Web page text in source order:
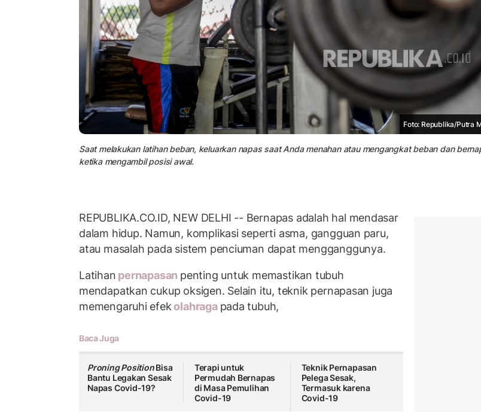
Foto: Republika/Putra
Saat melakukan latihan beban, keluarkan napas saat Anda menahan atau mengangkat beban dan
ketika mengambil posisi awal.
REPUBLIKA.CO.ID, NEW DELHI -- Bernapas adalah hal mendasar
dalam hidup. Namun, komplikasi seperti asma, gangguan paru,
atau masalah pada sistem penciuman dapat mengganggunya.
Latihan pernapasan penting untuk memastikan tubuh
mendapatkan cukup oksigen. Selain itu, teknik pernapasan juga
memengaruhi efekolahraga pada tubuh,
Baca Juga
Proning PositionBisa
Bantu Legakan Sesak
Napas Covid-19?
Terapi untuk
Permudah Bernapas
di Masa Pemulihan
Covid-19
Teknik Pernapasan
Pelega Sesak,
Termasuk karena
Covid-19